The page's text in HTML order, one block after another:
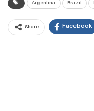
Argentina Brazil
Share Facebook